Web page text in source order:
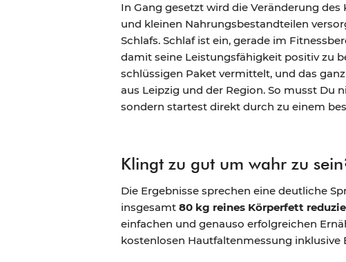
In Gang gesetzt wird die Veränderung
und kleinen Nahrungsbestandteilen
Schlafs. Schlaf ist ein, gerade im
damit seine Leistungsfähigkeit positiv zu
schlüssigen Paket vermittelt, und das
aus Leipzig und der Region. So musst
sondern startest direkt durch zu einem
Klingt zu gut um wahr zu
Die Ergebnisse sprechen eine deutliche
insgesamt80 kg reines Körperfett
einfachen und genauso erfolgreichen
kostenlosen Hautfaltenmessung inklusive